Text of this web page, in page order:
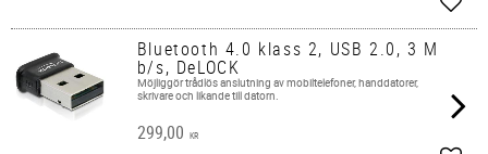
Add
Bluetooth 4.0 klass 2, USB 2.0, 3 M
b/s, DeLOCK
Möjliggör trådlös anslutning av mobiltelefoner, handdatorer,
skrivare och likande till datorn.
299,00 KR